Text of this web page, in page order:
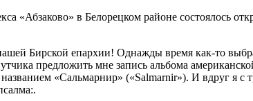
«Абзаково» в Белорецком районе
Бирской епархии! Однажды время как-то
предложить мне запись альбома
«Сальмарнир» («Salmarnir»). И вдруг я